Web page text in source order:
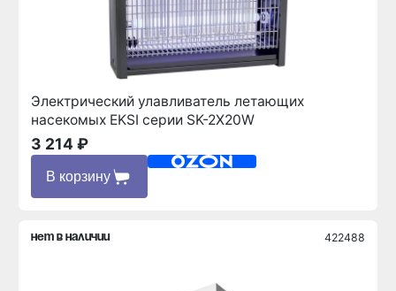
Электрический улавливатель летающих
насекомых EKSI серии SK-2X20W
3 214 ₽
В корзину
нет в наличии 422488